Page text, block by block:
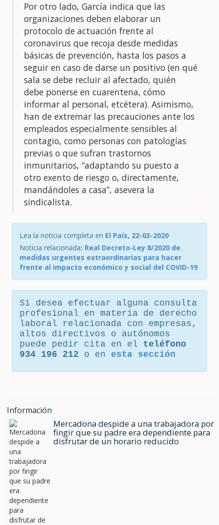
Por otro lado, García indica que las
organizaciones deben elaborar un
protocolo de actuación frente al
coronavirus que recoja desde medidas
básicas de prevención, hasta los pasos a
seguir en caso de darse un positivo (en qué
sala se debe recluir al afectado, quién
debe ponerse en cuarentena, cómo
informar al personal, etcétera). Asimismo,
han de extremar las precauciones ante los
empleados especialmente sensibles al
contagio, como personas con patologías
previas o que sufran trastornos
inmunitarios, “adaptando su puesto a
otro exento de riesgo o, directamente,
mandándoles a casa”, asevera la
sindicalista.
Lea la noticia completa en El País, 22-03-2020
Noticia relacionada: Real Decreto-Ley 8/2020 de
medidas urgentes extraordinarias para hacer
frente al impacto económico y social del COVID-19
Si desea efectuar alguna consulta
profesional en materia de derecho
laboral relacionada con empresas,
altos directivos o autónomos
puede pedir cita en el teléfono
934 196 212 o en esta sección
Información
Mercadona despide a una trabajadora por
fingir que su padre era dependiente para
disfrutar de un horario reducido